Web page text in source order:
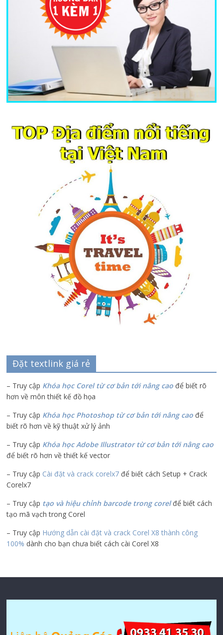
Đặt textlink giá rẻ
– Truy cập Khóa học Corel từ cơ bản tới nâng cao để biết rõ
hơn về môn thiết kế đồ họa
– Truy cập Khóa học Photoshop từ cơ bản tới nâng cao để
biết rõ hơn về kỹ thuật xử lý ảnh
– Truy cập Khóa học Adobe Illustratortừ cơ bản tới nâng cao
để biết rõ hơn về thiết kế vector
– Truy cập Cài đặt và crack corelx7 để biết cách Setup + Crack
Corelx7
– Truy cập tạo và hiệu chỉnh barcode trong corelđể biết cách
tạo mã vạch trong Corel
– Truy cập Hướng dẫn cài đặt và crack Corel X8 thành công
100% dành cho bạn chưa biết cách cài Corel X8